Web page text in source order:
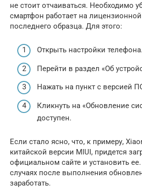
не стоит отчаиваться. Необходимо
смартфон работает на
последнего образца. Для этого:
Открыть настройки телефона.
Перейти в раздел «Об
Нажать на пункт с версией
Кликнуть на «Обновление
доступен.
Если стало ясно, что, к примеру,
китайской версии MIUI, придется
официальном сайте и установить
случаях после выполнения
заработать.